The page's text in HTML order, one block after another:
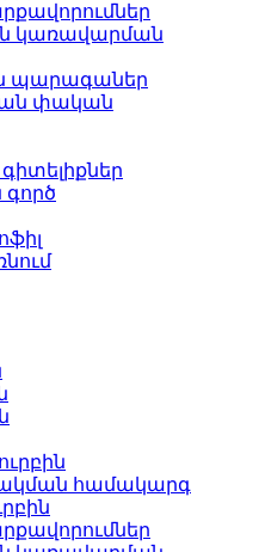
կառավարման
պարագաներ
փական
համակարգ